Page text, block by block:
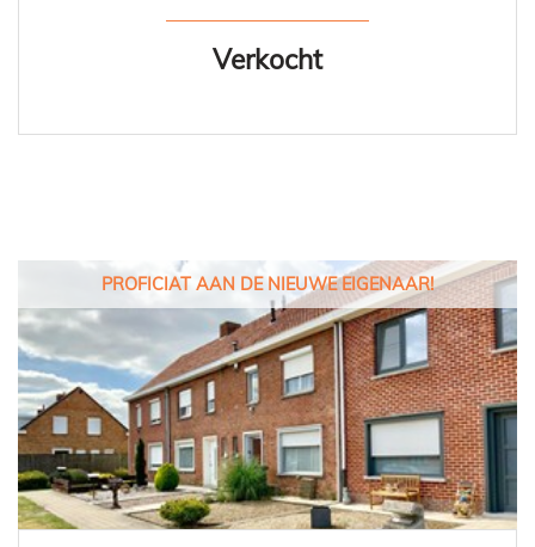
Verkocht
PROFICIAT AAN DE NIEUWE EIGENAAR!